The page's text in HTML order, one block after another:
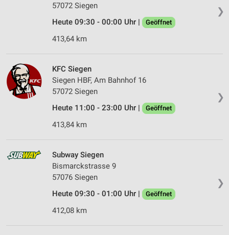
❯
57072 Siegen
Heute 09:30 - 00:00 Uhr |
Geöffnet
413,64 km
❯
KFC Siegen
Siegen HBF, Am Bahnhof 16
57072 Siegen
Heute 11:00 - 23:00 Uhr |
Geöffnet
413,84 km
❯
Subway Siegen
Bismarckstrasse 9
57076 Siegen
Heute 09:30 - 01:00 Uhr |
Geöffnet
412,08 km